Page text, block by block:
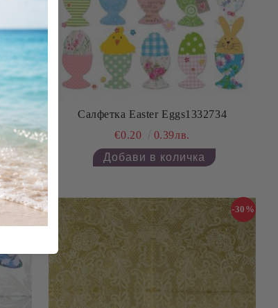
Салфетка Easter Eggs1332734
€0.20
0.39лв.
-30% -30%